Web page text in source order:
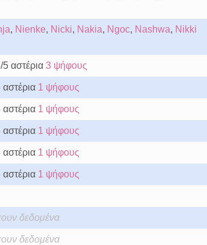
, Nienke, Nicki, Nakia, Ngoc, Nashwa, Nikki
5 αστέρια 3 ψήφους
αστέρια 1 ψήφους
αστέρια 1 ψήφους
αστέρια 1 ψήφους
αστέρια 1 ψήφους
αστέρια 1 ψήφους
δεδομένα
δεδομένα